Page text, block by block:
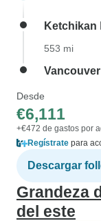
Ketchikan
553 mi
Vancouver
Desde
€6,111
+€472 de gastos por
Regístrate para
Descargar
Grandeza
del este